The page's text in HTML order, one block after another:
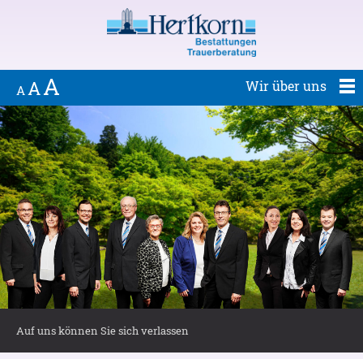
AAA Wir über uns
Auf uns können Siesich verlassen